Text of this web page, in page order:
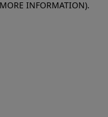
INFORMATION).